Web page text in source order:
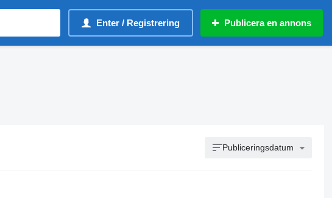
Enter / Registrering Publicera en annons
Publiceringsdatum